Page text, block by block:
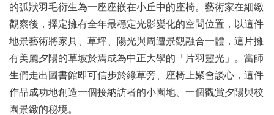
的弧狀羽毛衍生為一座座嵌在小丘中的座椅。藝術家在細緻
觀察後，擇定擁有全年最穩定光影變化的空間位置，以這件
地景藝術將家具、草坪、陽光與周遭景觀融合一體，這片擁
有美麗夕陽的草坡於焉成為中正大學的「片羽靈光」。當師
生們走出圖書館即可信步於綠草旁、座椅上聚會談心，這件
作品成功地創造一個接納訪者的小園地、一個觀賞夕陽與校
園景緻的秘境。